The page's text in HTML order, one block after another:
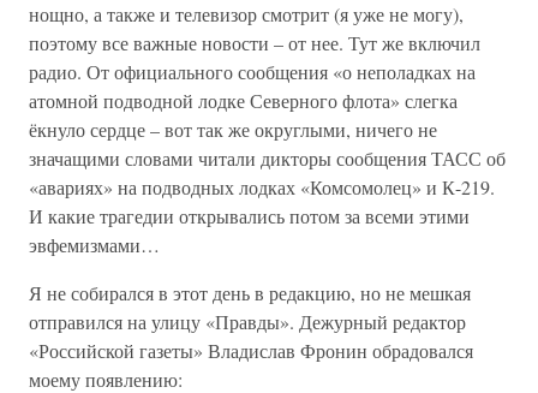
нощно, а также и телевизор смотрит (я уже не могу),
поэтому все важные новости – от нее. Тут же включил
радио. От официального сообщения «о неполадках на
атомной подводной лодке Северного флота» слегка
ёкнуло сердце – вот так же округлыми, ничего не
значащими словами читали дикторы сообщения ТАСС об
«авариях» на подводных лодках «Комсомолец» и К-219.
И какие трагедии открывались потом за всеми этими
эвфемизмами…
Я не собирался в этот день в редакцию, но не мешкая
отправился на улицу «Правды». Дежурный редактор
«Российской газеты» Владислав Фронин обрадовался
моему появлению: